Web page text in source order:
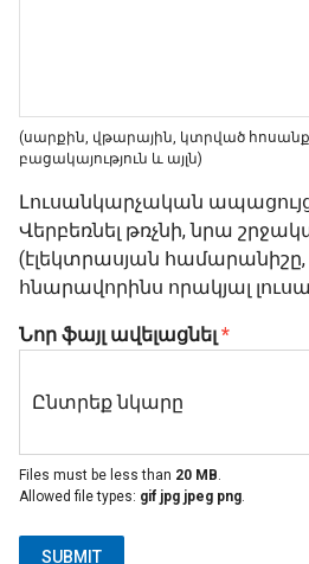
(սարքին, վթարային, կտրված
բացակայություն և այլն)
Լուսանկարչական
Վերբեռնել թռչնի, նրա
(էլեկտրասյան
հնարավորինս որակյալ
Նոր ֆայլ ավելացնել *
Files must be less than 20 MB.
Allowed file types: gif jpg jpeg png.